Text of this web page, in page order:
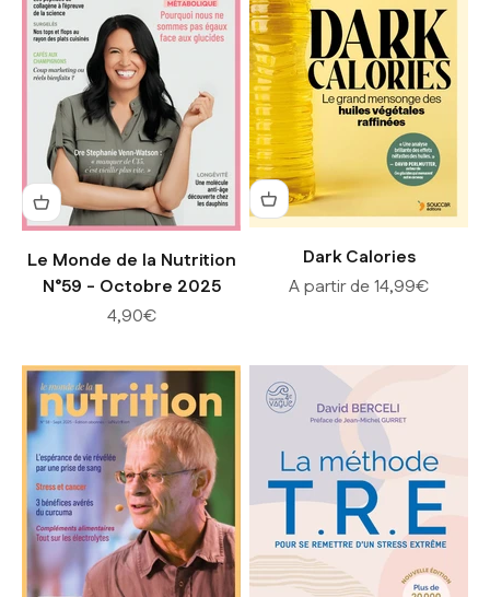
Le Monde de la Nutrition
N°59 - Octobre 2025
Prix de vente
4,90€
Dark Calories
Prix de vente
A partir de 14,99€